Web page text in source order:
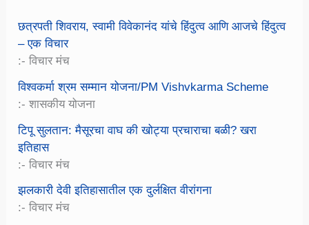
छत्रपती शिवराय, स्वामी विवेकानंद यांचे हिंदुत्व आणि आजचे हिंदुत्व
– एक विचार
:- विचार मंच
विश्वकर्मा श्रम सम्मान योजना/PM Vishvkarma Scheme
:- शासकीय योजना
टिपू सुलतान: मैसूरचा वाघ की खोट्या प्रचाराचा बळी? खरा
इतिहास
:- विचार मंच
झलकारी देवी इतिहासातील एक दुर्लक्षित वीरांगना
:- विचार मंच